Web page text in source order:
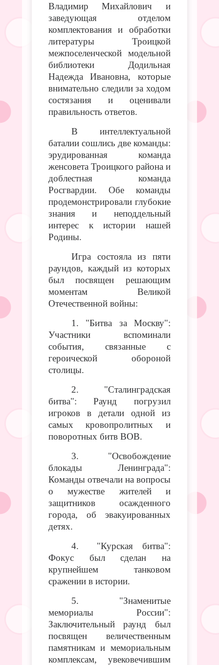
Владимир Михайлович и
заведующая отделом
комплектования и обработки
литературы Троицкой
межпоселенческой модельной
библиотеки Додильная
Надежда Ивановна, которые
внимательно следили за ходом
состязания и оценивали
правильность ответов.
В интеллектуальной
баталии сошлись две команды:
эрудированная команда
женсовета Троицкого района и
доблестная команда
Росгвардии. Обе команды
продемонстрировали глубокие
знания и неподдельный
интерес к истории нашей
Родины.
Игра состояла из пяти
раундов, каждый из которых
был посвящен решающим
моментам Великой
Отечественной войны:
1. "Битва за Москву":
Участники вспоминали
события, связанные с
героической обороной
столицы.
2. "Сталинградская
битва": Раунд погрузил
игроков в детали одной из
самых кровопролитных и
поворотных битв ВОВ.
3. "Освобождение
блокады Ленинграда":
Команды отвечали на вопросы
о мужестве жителей и
защитников осажденного
города, об эвакуированных
детях.
4. "Курская битва":
Фокус был сделан на
крупнейшем танковом
сражении в истории.
5. "Знаменитые
мемориалы России":
Заключительный раунд был
посвящен величественным
памятникам и мемориальным
комплексам, увековечившим